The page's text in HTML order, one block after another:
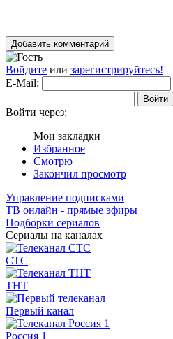
Добавить комментарий
Войдите или зарегистрируйтесь!
E-Mail:
Войти
Войти через:
Мои закладки
Избранное
Смотрю
Закончил просмотр
Управление подписками
ТВ онлайн - прямые эфиры
Подборки сериалов
Сериалы на каналах
СТС
ТНТ
Первый канал
Россия 1